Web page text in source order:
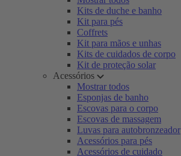
Kits de duche e banho
Kit para pés
Coffrets
Kit para mãos e unhas
Kits de cuidados de corpo
Kit de proteção solar
Acessórios
Mostrar todos
Esponjas de banho
Escovas para o corpo
Escovas de massagem
Luvas para autobronzeador
Acessórios para pés
Acessórios de cuidado